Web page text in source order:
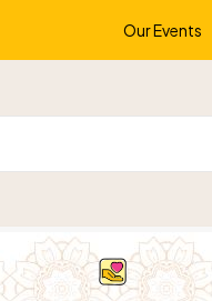
Our Events